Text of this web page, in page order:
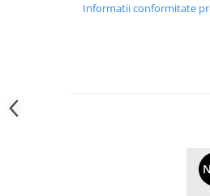
Informatii conformitate